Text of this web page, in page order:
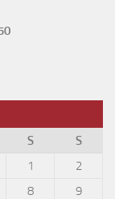
S
S
1
2
8
9